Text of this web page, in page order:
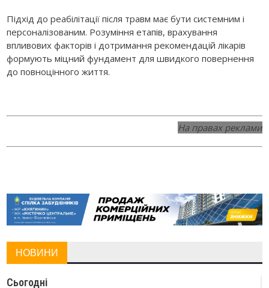
Підхід до реабілітації після травм має бути системним і
персоналізованим. Розуміння етапів, врахування
впливових факторів і дотримання рекомендацій лікарів
формують міцний фундамент для швидкого повернення
до повноцінного життя.
На правах реклами
НОВИНИ
Сьогодні